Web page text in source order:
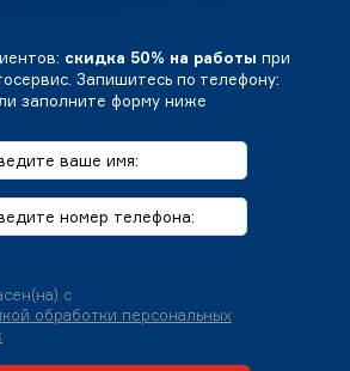
скидка 50% на работы при
Запишитесь по телефону:
заполните форму ниже
с
обработки персональных